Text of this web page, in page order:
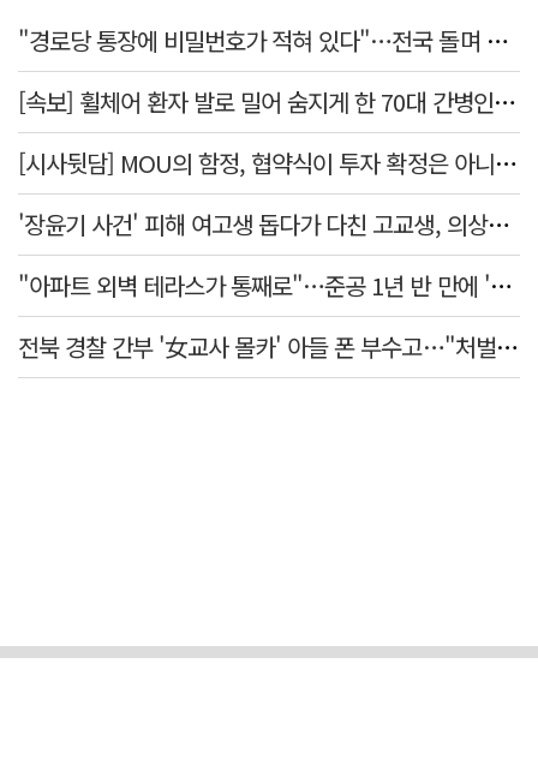
"경로당 통장에 비밀번호가 적혀 있다"…전국 돌며 경로당 13곳 턴 30대 구속
[속보] 휠체어 환자 발로 밀어 숨지게 한 70대 간병인…2심도 집행유예
[시사뒷담] MOU의 함정, 협약식이 투자 확정은 아니긴 해
'장윤기 사건' 피해 여고생 돕다가 다친 고교생, 의상자 인정
"아파트 외벽 테라스가 통째로"…준공 1년 반 만에 '아찔 사고'
전북 경찰 간부 '女교사 몰카' 아들 폰 부수고…"처벌 못하는 사안" 내부망에 글